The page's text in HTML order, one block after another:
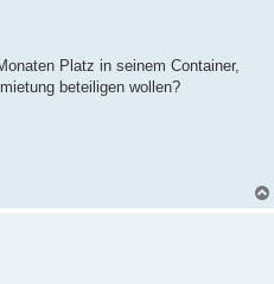
Platz in seinem Container,
beteiligen wollen?